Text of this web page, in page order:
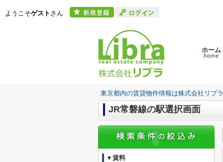
ようこそゲスト さん
ホーム
home
東京都内の賃貸物件情報は株式会社リブラ
JR常磐線の駅選択画面
▼賃料